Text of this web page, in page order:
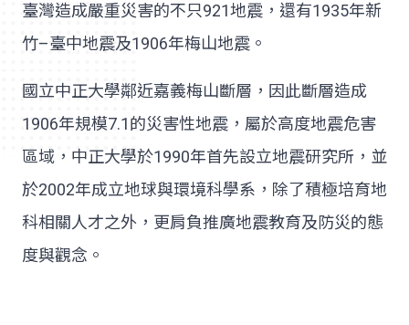
臺灣造成嚴重災害的不只921地震，還有1935年新
竹–臺中地震及1906年梅山地震。
國立中正大學鄰近嘉義梅山斷層，因此斷層造成
1906年規模7.1的災害性地震，屬於高度地震危害
區域，中正大學於1990年首先設立地震研究所，並
於2002年成立地球與環境科學系，除了積極培育地
科相關人才之外，更肩負推廣地震教育及防災的態
度與觀念。